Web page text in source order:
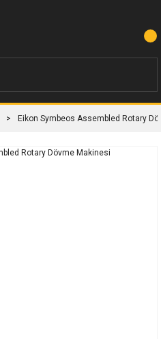
Eikon Symbeos Assembled Rotary